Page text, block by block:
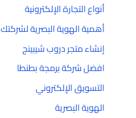
أنواع التجارة الإلكترونية
أهمية الهوية البصرية لشركتك
إنشاء متجر دروب شيبينج
افضل شركة برمجة بطنطا
التسويق الإلكتروني
الهوية البصرية